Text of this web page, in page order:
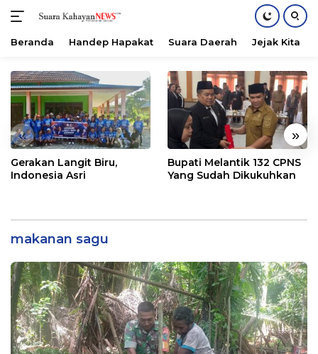
konten
Beranda Handep Hapakat Suara Daerah Jejak Kita
« »
Gerakan Langit Biru,
Indonesia Asri
Bupati Melantik 132 CPNS
Yang Sudah Dikukuhkan
makanan sagu